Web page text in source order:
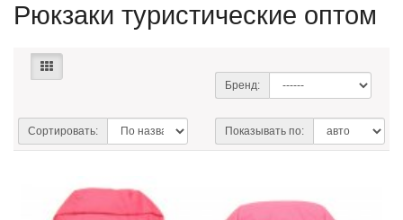
Рюкзаки туристические оптом
Бренд:
Сортировать: Показывать по: